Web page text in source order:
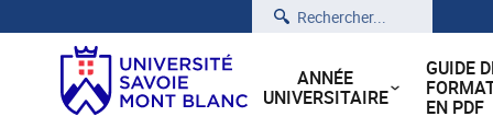
Rechercher
ANNÉE
UNIVERSITAIRE
GUIDE
EN PDF